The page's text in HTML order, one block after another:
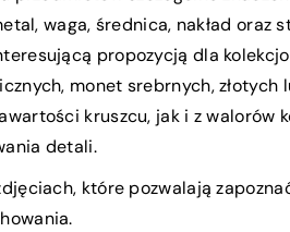
waga, średnica, nakład oraz
propozycją dla
monet srebrnych, złotych
kruszcu, jak i z walorów
detali.
które pozwalają